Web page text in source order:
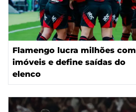
Flamengo lucra milhões com
imóveis e define saídas do
elenco